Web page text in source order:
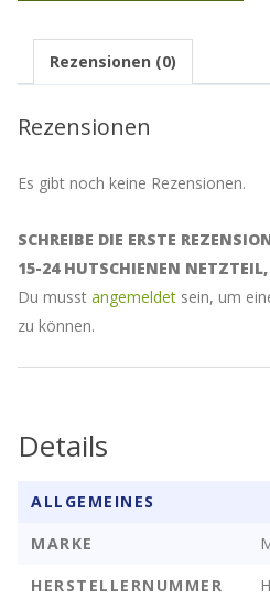
für
Produkt
Rezensionen (0)
Rezensionen
Es gibt noch keine Rezensionen.
SCHREIBE DIE ERSTE
15-24 HUTSCHIENEN
Du musst angemeldet sein, um
zu können.
Details
ALLGEMEINES
MARKE
HERSTELLERNUMMER